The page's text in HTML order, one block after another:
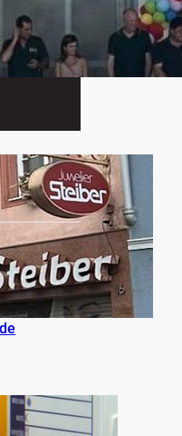
nem
e
às